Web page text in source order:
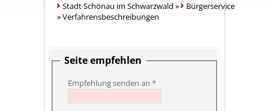
Stadt Schönau im Schwarzwald »
Bürgerservice
»Verfahrensbeschreibungen
Seite empfehlen
Empfehlung senden an *